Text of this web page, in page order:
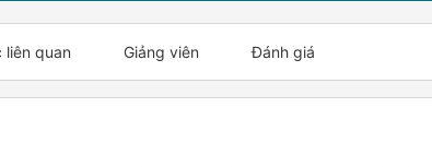
liên quan Giảng viên Đánh giá